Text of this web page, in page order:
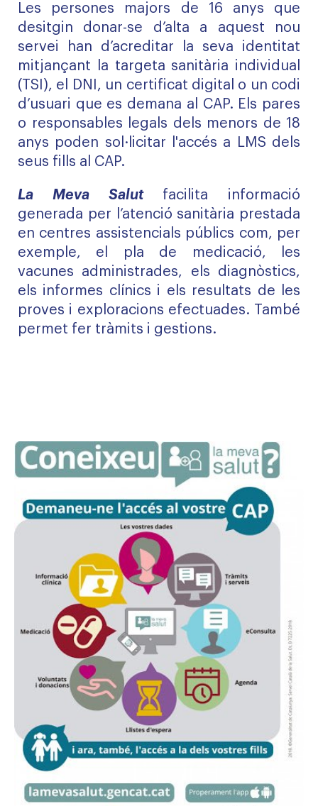
Les persones majors de 16 anys que
desitgin donar-se d’alta a aquest nou
servei han d’acreditar la seva identitat
mitjançant la targeta sanitària individual
(TSI), el DNI, un certificat digital o un codi
d’usuari que es demana al CAP. Els pares
o responsables legals dels menors de 18
anys poden sol·licitar l'accés a LMS dels
seus fills al CAP.
La Meva Salutfacilita informació
generada per l’atenció sanitària prestada
en centres assistencials públics com, per
exemple, el pla de medicació, les
vacunes administrades, els diagnòstics,
els informes clínics i els resultats de les
proves i exploracions efectuades. També
permet fer tràmits i gestions.